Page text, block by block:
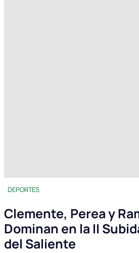
DEPORTES
Clemente, Perea y
Dominan en la II
del Saliente